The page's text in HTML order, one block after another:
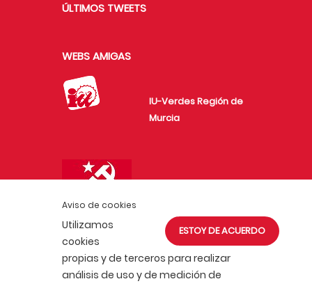
Aviso de cookies
ESTOY DE ACUERDO
Utilizamos
cookies
propias y de terceros para realizar
análisis de uso y de medición de
ÚLTIMOS TWEETS
WEBS AMIGAS
IU-Verdes Región de
Murcia
España